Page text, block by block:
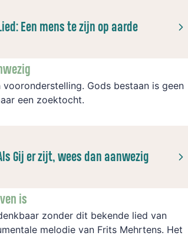
Een mens te zijn op aarde
Gods bestaan is geen
een zoektocht.
Gij er zijt, wees dan aanwezig
is
zonder dit bekende lied van
melodie van Frits Mehrtens. Het